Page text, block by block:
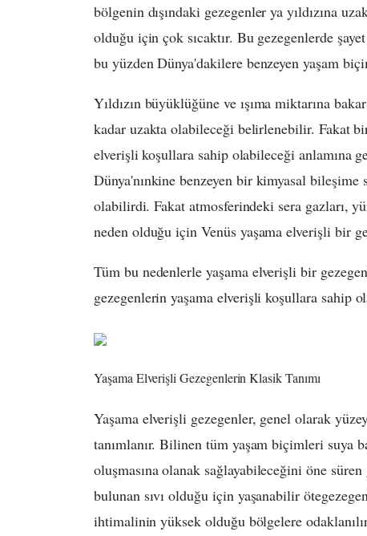
bölgenin dışındaki gezegenler ya yıldızına
olduğu için çok sıcaktır. Bu gezegenlerde
bu yüzden Dünya'dakilere benzeyen yaşam
Yıldızın büyüklüğüne ve ışıma miktarına
kadar uzakta olabileceği belirlenebilir. Fakat
elverişli koşullara sahip olabileceği anlamına
Dünya'nınkine benzeyen bir kimyasal
olabilirdi. Fakat atmosferindeki sera gazları,
neden olduğu için Venüs yaşama elverişli bir
Tüm bu nedenlerle yaşama elverişli bir
gezegenlerin yaşama elverişli koşullara sahip
Yaşama Elverişli Gezegenlerin Klasik Tanımı
Yaşama elverişli gezegenler, genel olarak
tanımlanır. Bilinen tüm yaşam biçimleri suya
oluşmasına olanak sağlayabileceğini öne
bulunan sıvı olduğu için yaşanabilir
ihtimalinin yüksek olduğu bölgelere